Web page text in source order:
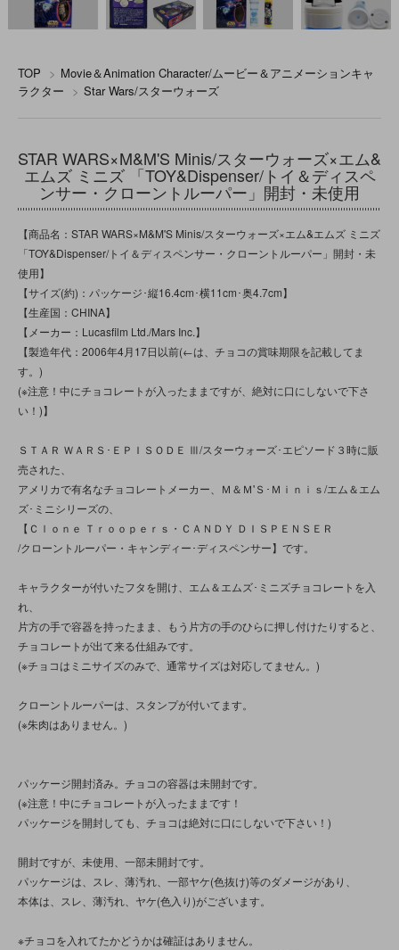
TOP > Movie＆Animation Character/ムービー＆アニメーションキャ
ラクター > Star Wars/スターウォーズ
STAR WARS×M&M'S Minis/スターウォーズ×エム&
エムズ ミニズ 「TOY&Dispenser/トイ＆ディスペ
ンサー・クローントルーパー」開封・未使用
【商品名：STAR WARS×M&M'S Minis/スターウォーズ×エム&エムズ ミニズ
「TOY&Dispenser/トイ＆ディスペンサー・クローントルーパー」開封・未
使用】
【サイズ(約)：パッケージ･縦16.4cm･横11cm･奥4.7cm】
【生産国：CHINA】
【メーカー：Lucasfilm Ltd./Mars Inc.】
【製造年代：2006年4月17日以前(←は、チョコの賞味期限を記載してま
す。)
(※注意！中にチョコレートが入ったままですが、絶対に口にしないで下さ
い！)】
ＳＴＡＲ ＷＡＲＳ･ＥＰＩＳＯＤＥ Ⅲ/スターウォーズ･エピソード３時に販
売された、
アメリカで有名なチョコレートメーカー、Ｍ＆Ｍ'Ｓ･Ｍｉｎｉｓ/エム＆エム
ズ･ミニシリーズの、
【Ｃｌｏｎｅ Ｔｒｏｏｐｅｒｓ・ＣＡＮＤＹ ＤＩＳＰＥＮＳＥＲ
/クローントルーパー・キャンディー･ディスペンサー】です。
キャラクターが付いたフタを開け、エム＆エムズ･ミニズチョコレートを入
れ、
片方の手で容器を持ったまま、もう片方の手のひらに押し付けたりすると、
チョコレートが出て来る仕組みです。
(※チョコはミニサイズのみで、通常サイズは対応してません。)
クローントルーパーは、スタンプが付いてます。
(※朱肉はありません。)
パッケージ開封済み。チョコの容器は未開封です。
(※注意！中にチョコレートが入ったままです！
パッケージを開封しても、チョコは絶対に口にしないで下さい！)
開封ですが、未使用、一部未開封です。
パッケージは、スレ、薄汚れ、一部ヤケ(色抜け)等のダメージがあり、
本体は、スレ、薄汚れ、ヤケ(色入り)がございます。
※チョコを入れてたかどうかは確証はありません。